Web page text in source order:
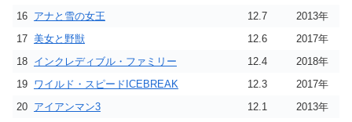
16 アナと雪の女王 12.7
2013年
17 美女と野獣 12.6
2017年
18 インクレディブル・ファミリー 12.4
2018年
19 ワイルド・スピードICEBREAK 12.3
2017年
20 アイアンマン3 12.1
2013年